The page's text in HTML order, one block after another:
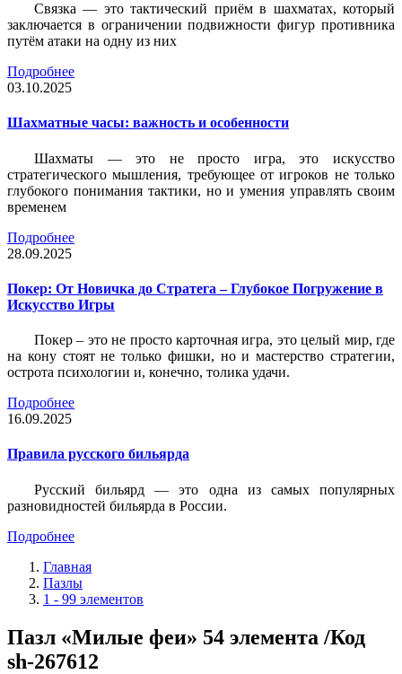
Связка — это тактический приём в шахматах, который
заключается в ограничении подвижности фигур противника
путём атаки на одну из них
Подробнее
03.10.2025
Шахматные часы: важность и особенности
Шахматы — это не просто игра, это искусство
стратегического мышления, требующее от игроков не только
глубокого понимания тактики, но и умения управлять своим
временем
Подробнее
28.09.2025
Покер: От Новичка до Стратега – Глубокое Погружение в
Искусство Игры
Покер – это не просто карточная игра, это целый мир, где
на кону стоят не только фишки, но и мастерство стратегии,
острота психологии и, конечно, толика удачи.
Подробнее
16.09.2025
Правила русского бильярда
Русский бильярд — это одна из самых популярных
разновидностей бильярда в России.
Подробнее
Главная
Пазлы
1 - 99 элементов
Пазл «Милые феи» 54 элемента /Код
sh-267612